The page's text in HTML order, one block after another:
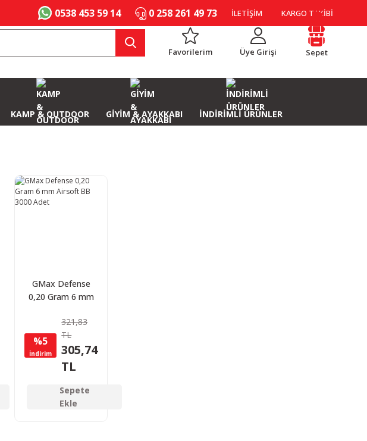
0538 453 59 14 0 258 261 49 73 İLETİŞİM KARGO TAKİBİ
Favorilerim Üye Girişi Sepet
KAMP & OUTDOOR GİYİM & AYAKKABI İNDİRİMLİ ÜRÜNLER
GMax Defense
0,20 Gram 6 mm
Adet
%5
İndirim
321,83
TL
305,74
TL
Sepete
Ekle